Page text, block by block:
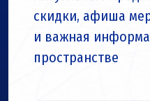
скидки, афиша
и важная
пространстве